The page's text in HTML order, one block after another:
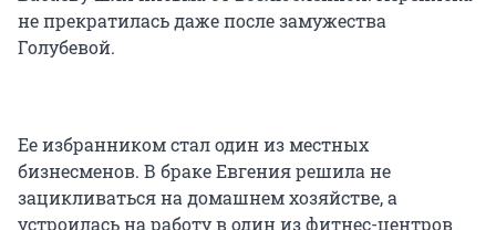
не прекратилась даже после замужества
Голубевой.
Ее избранником стал один из местных
бизнесменов. В браке Евгения решила не
зацикливаться на домашнем хозяйстве, а
устроилась на работу в один из фитнес-центров